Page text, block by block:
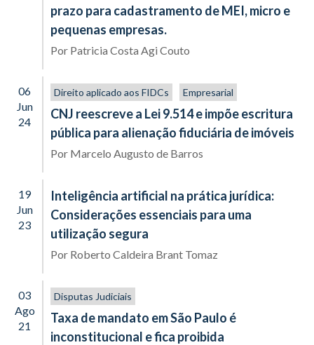
prazo para cadastramento de MEI, micro e
pequenas empresas.
Por Patricia Costa Agi Couto
06
Jun
24
Direito aplicado aos FIDCs Empresarial
CNJ reescreve a Lei 9.514 e impõe escritura
pública para alienação fiduciária de imóveis
Por Marcelo Augusto de Barros
19
Jun
23
Inteligência artificial na prática jurídica:
Considerações essenciais para uma
utilização segura
Por Roberto Caldeira Brant Tomaz
03
Ago
21
Disputas Judiciais
Taxa de mandato em São Paulo é
inconstitucional e fica proibida